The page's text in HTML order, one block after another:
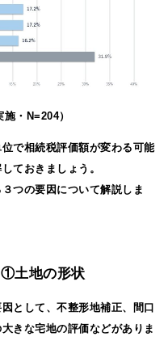
・N=204）
で相続税評価額が変わる可能
ておきましょう。
つの要因について解説しま
①土地の形状
として、不整形地補正、間口
きな宅地の評価などがありま